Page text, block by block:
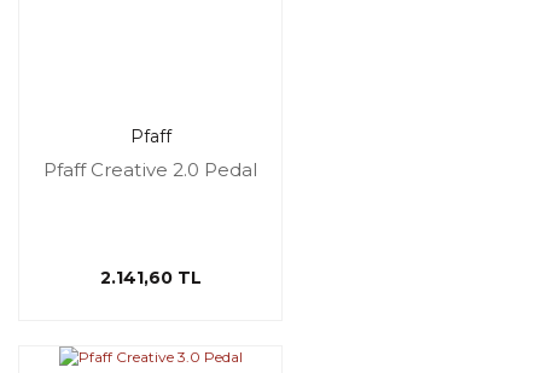
Pfaff
Pfaff Creative 2.0 Pedal
2.141,60 TL